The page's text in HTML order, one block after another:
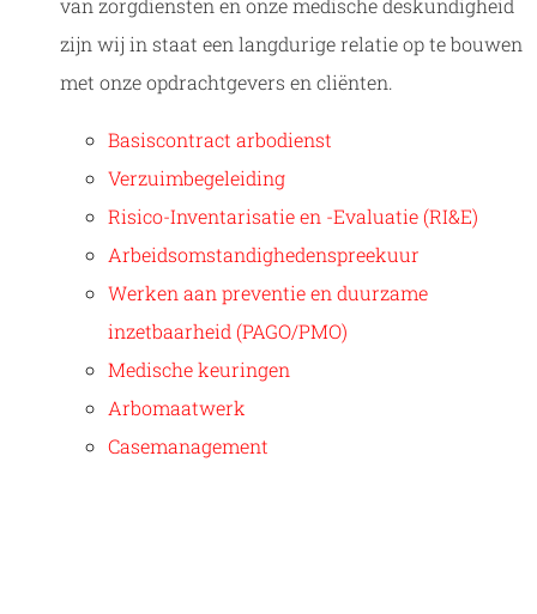
van zorgdiensten en onze medische deskundigheid
zijn wij in staat een langdurige relatie op te bouwen
met onze opdrachtgevers en cliënten.
Basiscontract arbodienst
Verzuimbegeleiding
Risico-Inventarisatie en -Evaluatie (RI&E)
Arbeidsomstandighedenspreekuur
Werken aan preventie en duurzame
inzetbaarheid (PAGO/PMO)
Medische keuringen
Arbomaatwerk
Casemanagement